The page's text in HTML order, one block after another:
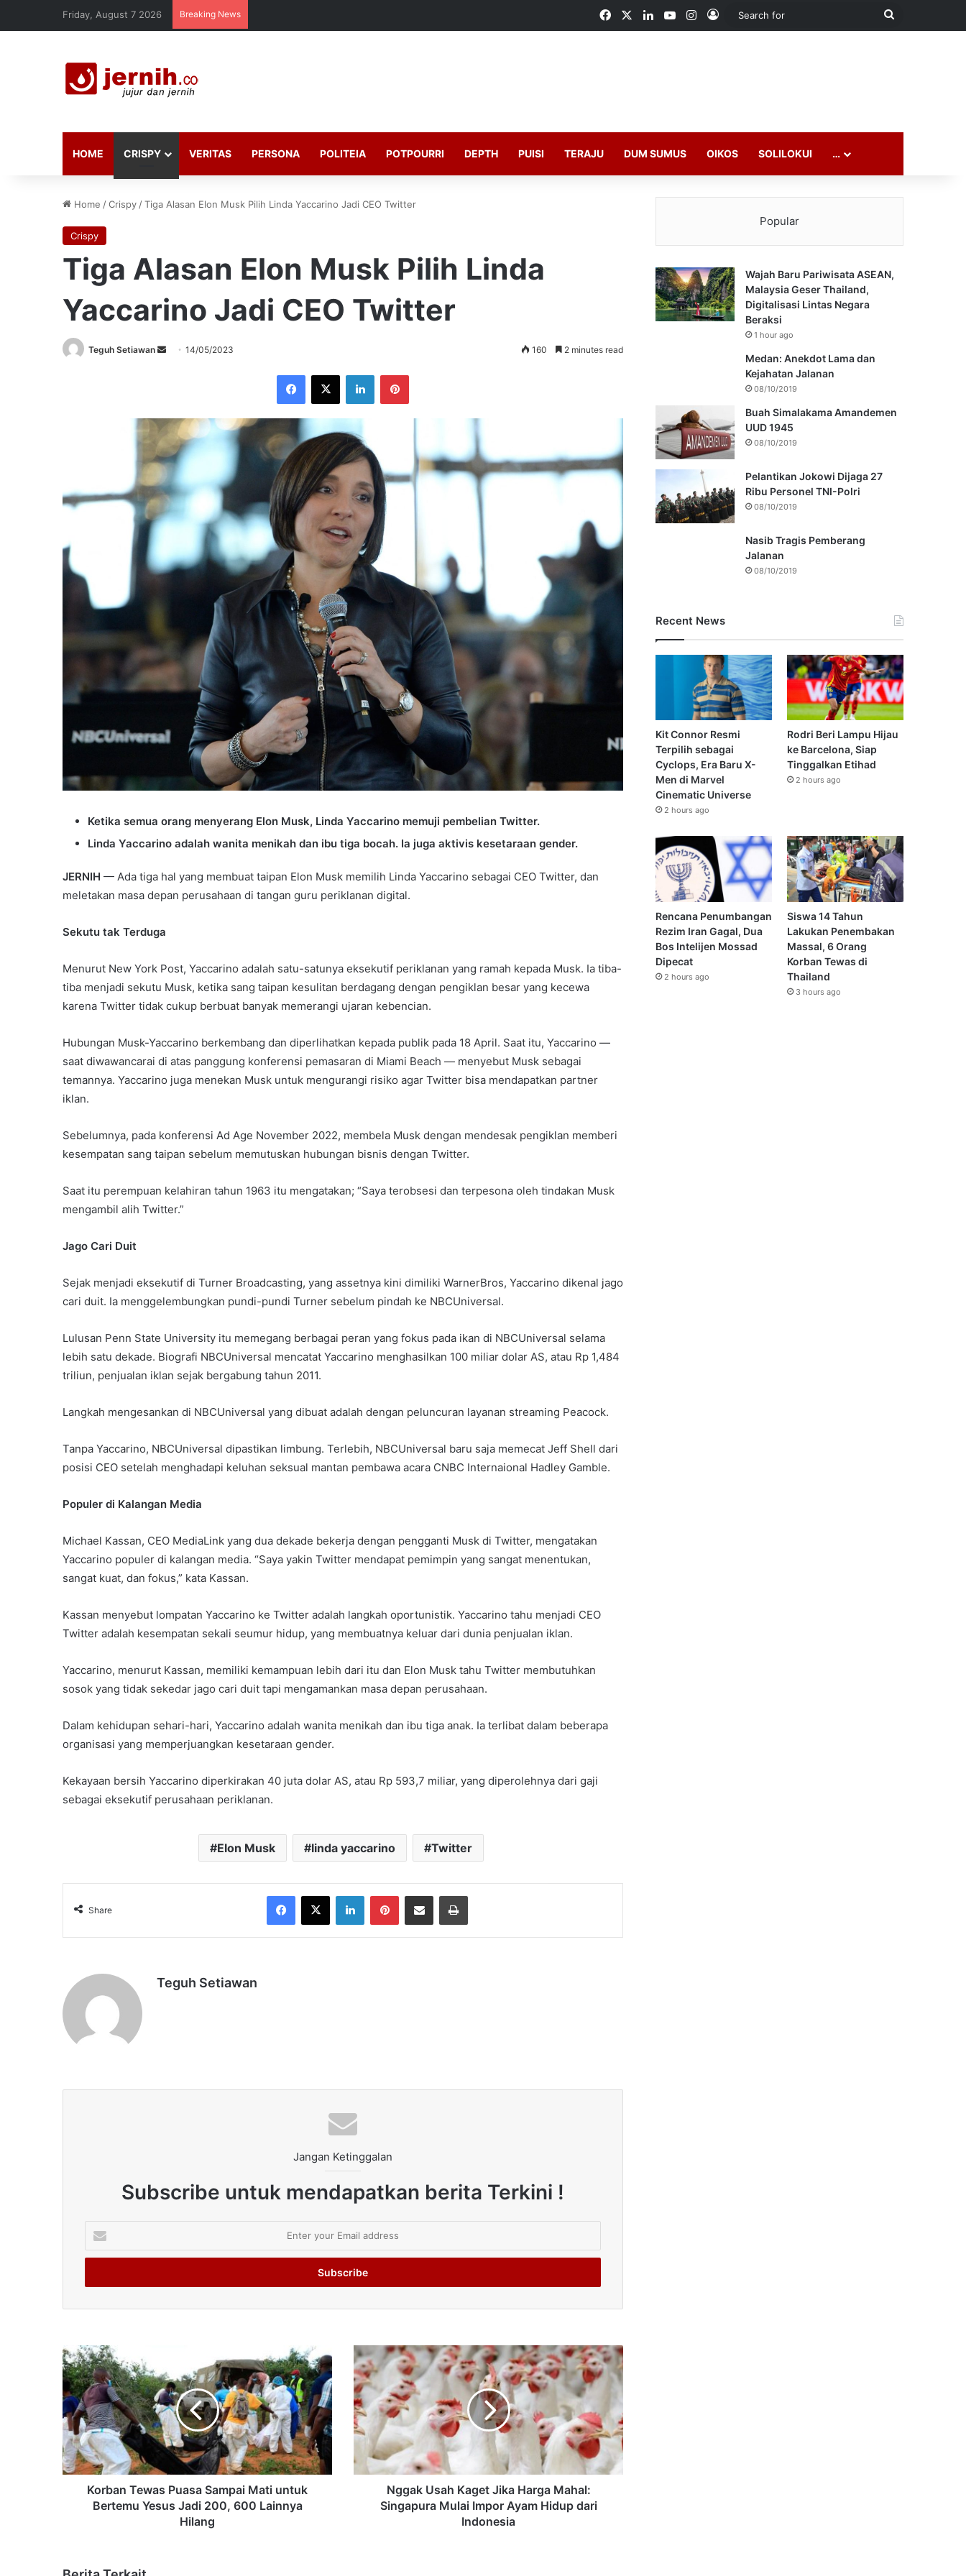
Friday, August 7 2026 Breaking News FacebookLinkedInYouTubeInstagram
Log In
Search
HOME CRISPY VERITAS PERSONA POLITEIA POTPOURRI DEPTH PUISI TERAJU DUM SUMUS OIKOS SOLILOKUI …
Home /Crispy /Tiga Alasan Elon Musk Pilih Linda Yaccarino Jadi CEO Twitter
Crispy
Tiga Alasan Elon Musk Pilih Linda
Yaccarino Jadi CEO Twitter
Teguh Setiawan
Send14/05/2023 160 2 minutes read
Facebook
X LinkedInPinterest
Ketika semua orang menyerang Elon Musk, Linda Yaccarino memuji pembelian Twitter.
Linda Yaccarino adalah wanita menikah dan ibu tiga bocah. Ia juga aktivis kesetaraan gender.
JERNIH — Ada tiga hal yang membuat taipan Elon Musk memilih Linda Yaccarino sebagai CEO Twitter, dan
meletakan masa depan perusahaan di tangan guru periklanan digital.
Sekutu tak Terduga
Menurut New York Post, Yaccarino adalah satu-satunya eksekutif periklanan yang ramah kepada Musk. Ia tiba-
tiba menjadi sekutu Musk, ketika sang taipan kesulitan berdagang dengan pengiklan besar yang kecewa
karena Twitter tidak cukup berbuat banyak memerangi ujaran kebencian.
Hubungan Musk-Yaccarino berkembang dan diperlihatkan kepada publik pada 18 April. Saat itu, Yaccarino —
saat diwawancarai di atas panggung konferensi pemasaran di Miami Beach — menyebut Musk sebagai
temannya. Yaccarino juga menekan Musk untuk mengurangi risiko agar Twitter bisa mendapatkan partner
iklan.
Sebelumnya, pada konferensi Ad Age November 2022, membela Musk dengan mendesak pengiklan memberi
kesempatan sang taipan sebelum memutuskan hubungan bisnis dengan Twitter.
Saat itu perempuan kelahiran tahun 1963 itu mengatakan; “Saya terobsesi dan terpesona oleh tindakan Musk
mengambil alih Twitter.”
Jago Cari Duit
Sejak menjadi eksekutif di Turner Broadcasting, yang assetnya kini dimiliki WarnerBros, Yaccarino dikenal jago
cari duit. Ia menggelembungkan pundi-pundi Turner sebelum pindah ke NBCUniversal.
Lulusan Penn State University itu memegang berbagai peran yang fokus pada ikan di NBCUniversal selama
lebih satu dekade. Biografi NBCUniversal mencatat Yaccarino menghasilkan 100 miliar dolar AS, atau Rp 1,484
triliun, penjualan iklan sejak bergabung tahun 2011.
Langkah mengesankan di NBCUniversal yang dibuat adalah dengan peluncuran layanan streaming Peacock.
Tanpa Yaccarino, NBCUniversal dipastikan limbung. Terlebih, NBCUniversal baru saja memecat Jeff Shell dari
posisi CEO setelah menghadapi keluhan seksual mantan pembawa acara CNBC Internaional Hadley Gamble.
Populer di Kalangan Media
Michael Kassan, CEO MediaLink yang dua dekade bekerja dengan pengganti Musk di Twitter, mengatakan
Yaccarino populer di kalangan media. “Saya yakin Twitter mendapat pemimpin yang sangat menentukan,
sangat kuat, dan fokus,” kata Kassan.
Kassan menyebut lompatan Yaccarino ke Twitter adalah langkah oportunistik. Yaccarino tahu menjadi CEO
Twitter adalah kesempatan sekali seumur hidup, yang membuatnya keluar dari dunia penjualan iklan.
Yaccarino, menurut Kassan, memiliki kemampuan lebih dari itu dan Elon Musk tahu Twitter membutuhkan
sosok yang tidak sekedar jago cari duit tapi mengamankan masa depan perusahaan.
Dalam kehidupan sehari-hari, Yaccarino adalah wanita menikah dan ibu tiga anak. Ia terlibat dalam beberapa
organisasi yang memperjuangkan kesetaraan gender.
Kekayaan bersih Yaccarino diperkirakan 40 juta dolar AS, atau Rp 593,7 miliar, yang diperolehnya dari gaji
sebagai eksekutif perusahaan periklanan.
Elon Musk linda yaccarino Twitter
Share
Facebook
X LinkedInPinterestShare via Email Print
Teguh Setiawan
Jangan Ketinggalan
Subscribe untuk mendapatkan berita Terkini !
your
Email
Korban Tewas Puasa Sampai Mati untuk
Bertemu Yesus Jadi 200, 600 Lainnya
Hilang
Nggak Usah Kaget Jika Harga Mahal:
Singapura Mulai Impor Ayam Hidup dari
Indonesia
Popular
Wajah Baru Pariwisata ASEAN,
Malaysia Geser Thailand,
Digitalisasi Lintas Negara
Beraksi
1 hour ago
Medan: Anekdot Lama dan
Kejahatan Jalanan
08/10/2019
Buah Simalakama Amandemen
UUD 1945
08/10/2019
Pelantikan Jokowi Dijaga 27
Ribu Personel TNI-Polri
08/10/2019
Nasib Tragis Pemberang
Jalanan
08/10/2019
Recent News
Kit Connor Resmi
Terpilih sebagai
Cyclops, Era Baru X-
Men di Marvel
Cinematic Universe
2 hours ago
Rodri Beri Lampu Hijau
ke Barcelona, Siap
Tinggalkan Etihad
2 hours ago
Rencana Penumbangan
Rezim Iran Gagal, Dua
Bos Intelijen Mossad
Dipecat
2 hours ago
Siswa 14 Tahun
Lakukan Penembakan
Massal, 6 Orang
Korban Tewas di
Thailand
3 hours ago